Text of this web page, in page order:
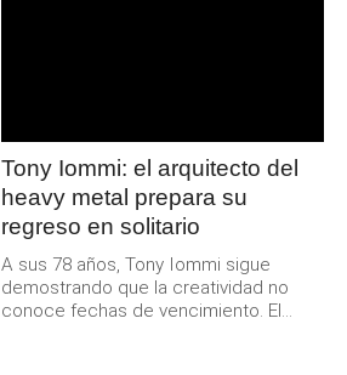
Tony Iommi: el arquitecto del
heavy metal prepara su
regreso en solitario
A sus 78 años, Tony Iommi sigue
demostrando que la creatividad no
conoce fechas de vencimiento. El...